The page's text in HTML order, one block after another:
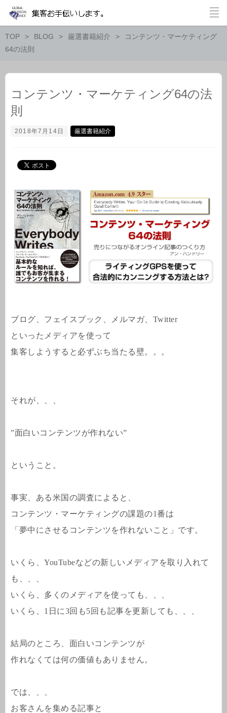
TOP BLOG 厳選書籍紹介
コンテンツ・マーケティング
64の法則
コンテンツ・マーケティング64の法
則
2018年7月14日 厳選書籍紹介
ブログ、フェイスブック、メルマガ、Twitter
といったメディアを使って
集客しようすると必ずぶち当たる壁。。。
それが、、、
”面白いコンテンツが作れない”
ということ。
事実、ある米国の調査によると、
コンテンツ・マーケティングの課題の1番は
「夢中にさせるコンテンツを作れないこと」です。
いくら、YouTubeなどの新しいメディアを取り入れて
も、、、
いくら、多くのメディアを使っても、、、
いくら、1日に3回も5回も記事を更新しても、、、
結局のところ、面白いコンテンツが
作れなくては何の価値もありません。
では、、、
お客さんを集める記事と